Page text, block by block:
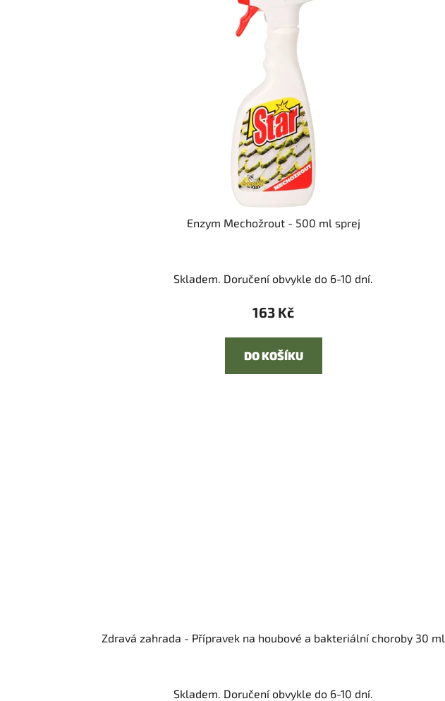
Enzym Mechožrout - 500 ml sprej
Skladem. Doručení obvykle do 6-10 dní.
163 Kč
DO KOŠÍKU
Zdravá zahrada - Přípravek na houbové a bakteriální choroby 30 ml
Skladem. Doručení obvykle do 6-10 dní.